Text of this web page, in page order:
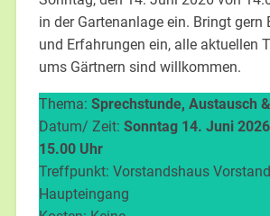
in der Gartenanlage ein. Bringt gern
und Erfahrungen ein, alle aktuellen
ums Gärtnern sind willkommen.
Thema: Sprechstunde, Austausch
Datum/ Zeit: Sonntag 14. Juni
15.00 Uhr
Treffpunkt: Vorstandshaus
Haupteingang